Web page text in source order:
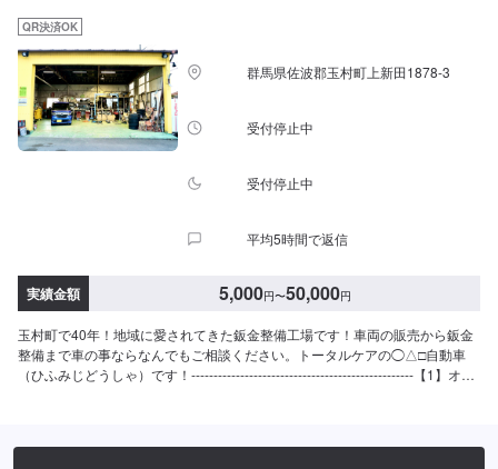
QR決済OK
群馬県佐波郡玉村町上新田1878-3
受付停止中
受付停止中
平均5時間で返信
実績金額 5,000円〜50,000円
玉村町で40年！地域に愛されてきた鈑金整備工場です！車両の販売から鈑金
整備まで車の事ならなんでもご相談ください。トータルケアの◯△□自動車
（ひふみじどうしゃ）です！--------------------------------------------------【1】オフ